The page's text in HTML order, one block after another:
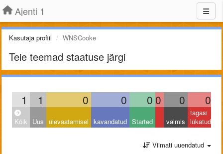
Ajenti 1
Kasutaja profiil WNSCooke
Teie teemad staatuse järgi
1 1 0 0 0 0 0 0
Kõik Uus ülevaatamisel kavandatud Started valmis
tagasi
lükatud
Viimati uuendatud